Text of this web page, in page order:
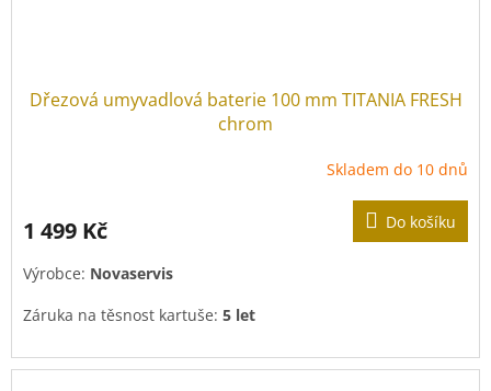
Dřezová umyvadlová baterie 100 mm TITANIA FRESH
chrom
Skladem do 10 dnů
1 499 Kč Do košíku
Výrobce: Novaservis
Záruka na těsnost kartuše: 5 let